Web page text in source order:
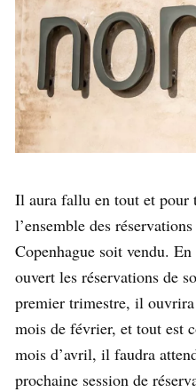
Il aura fallu en tout et pour
l’ensemble des
Copenhague soit vendu.
ouvert les réservations de
premier trimestre, il
mois de février, et tout est
mois d’avril, il faudra
prochaine session de